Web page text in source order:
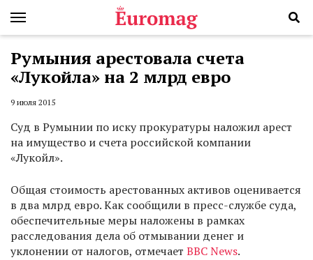
Румыния арестовала счета
«Лукойла» на 2 млрд евро
9 июля 2015
Суд в Румынии по иску прокуратуры наложил арест
на имущество и счета российской компании
«Лукойл».
Общая стоимость арестованных активов оценивается
в два млрд евро. Как сообщили в пресс-службе суда,
обеспечительные меры наложены в рамках
расследования дела об отмывании денег и
уклонении от налогов, отмечает BBC News.